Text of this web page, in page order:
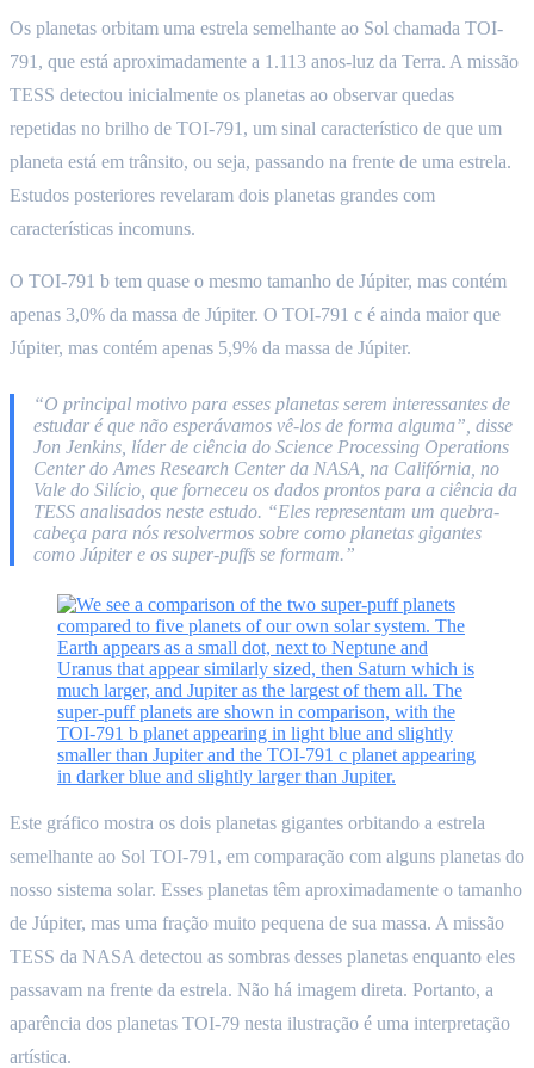
Os planetas orbitam uma estrela semelhante ao Sol chamada TOI-
791, que está aproximadamente a 1.113 anos-luz da Terra. A missão
TESS detectou inicialmente os planetas ao observar quedas
repetidas no brilho de TOI-791, um sinal característico de que um
planeta está em trânsito, ou seja, passando na frente de uma estrela.
Estudos posteriores revelaram dois planetas grandes com
características incomuns.
O TOI-791 b tem quase o mesmo tamanho de Júpiter, mas contém
apenas 3,0% da massa de Júpiter. O TOI-791 c é ainda maior que
Júpiter, mas contém apenas 5,9% da massa de Júpiter.
“O principal motivo para esses planetas serem interessantes de
estudar é que não esperávamos vê-los de forma alguma”, disse
Jon Jenkins, líder de ciência do Science Processing Operations
Center do Ames Research Center da NASA, na Califórnia, no
Vale do Silício, que forneceu os dados prontos para a ciência da
TESS analisados neste estudo. “Eles representam um quebra-
cabeça para nós resolvermos sobre como planetas gigantes
como Júpiter e os super-puffs se formam.”
Este gráfico mostra os dois planetas gigantes orbitando a estrela
semelhante ao Sol TOI-791, em comparação com alguns planetas do
nosso sistema solar. Esses planetas têm aproximadamente o tamanho
de Júpiter, mas uma fração muito pequena de sua massa. A missão
TESS da NASA detectou as sombras desses planetas enquanto eles
passavam na frente da estrela. Não há imagem direta. Portanto, a
aparência dos planetas TOI-79 nesta ilustração é uma interpretação
artística.